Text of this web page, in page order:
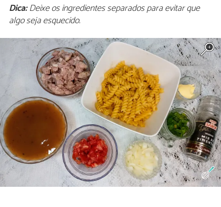
Dica:Deixe os ingredientes separados para evitar que
algo seja esquecido.